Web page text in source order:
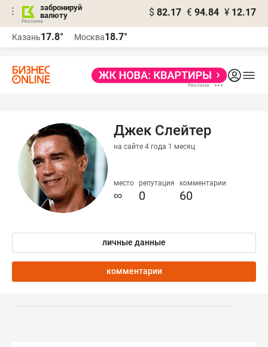
забронируй
валюту
$ 82.17 € 94.84 ¥ 12.17
Казань17.8° Москва18.7°
Джек Слейтер
на сайте 4 года 1 месяц
место
∞
репутация
0
комментарии
60
личные данные
комментарии